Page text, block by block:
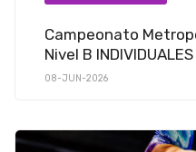
Campeonato
Nivel B INDIVIDUALES
08-JUN-2026